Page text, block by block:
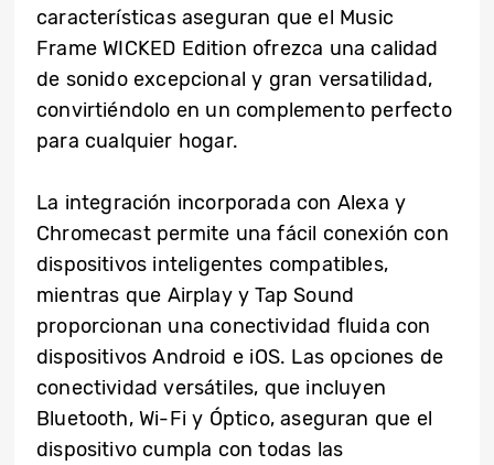
características aseguran que el Music
Frame WICKED Edition ofrezca una calidad
de sonido excepcional y gran versatilidad,
convirtiéndolo en un complemento perfecto
para cualquier hogar.
La integración incorporada con Alexa y
Chromecast permite una fácil conexión con
dispositivos inteligentes compatibles,
mientras que Airplay y Tap Sound
proporcionan una conectividad fluida con
dispositivos Android e iOS. Las opciones de
conectividad versátiles, que incluyen
Bluetooth, Wi-Fi y Óptico, aseguran que el
dispositivo cumpla con todas las